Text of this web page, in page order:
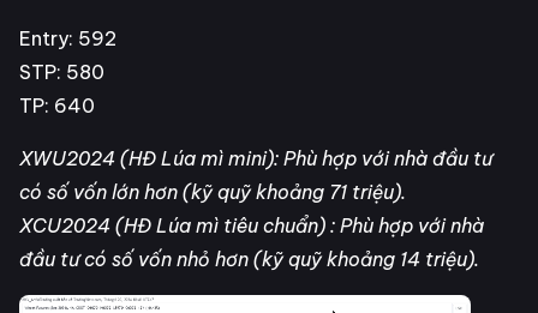
Entry: 592
STP: 580
TP: 640
XWU2024 (HĐ Lúa mì mini): Phù hợp với nhà đầu tư
có số vốn lớn hơn (kỹ quỹ khoảng 71 triệu).
XCU2024 (HĐ Lúa mì tiêu chuẩn) : Phù hợp với nhà
đầu tư có số vốn nhỏ hơn (kỹ quỹ khoảng 14 triệu).